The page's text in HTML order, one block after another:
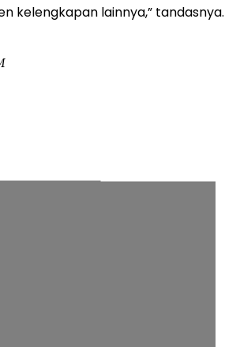
kelengkapan lainnya,” tandasnya.